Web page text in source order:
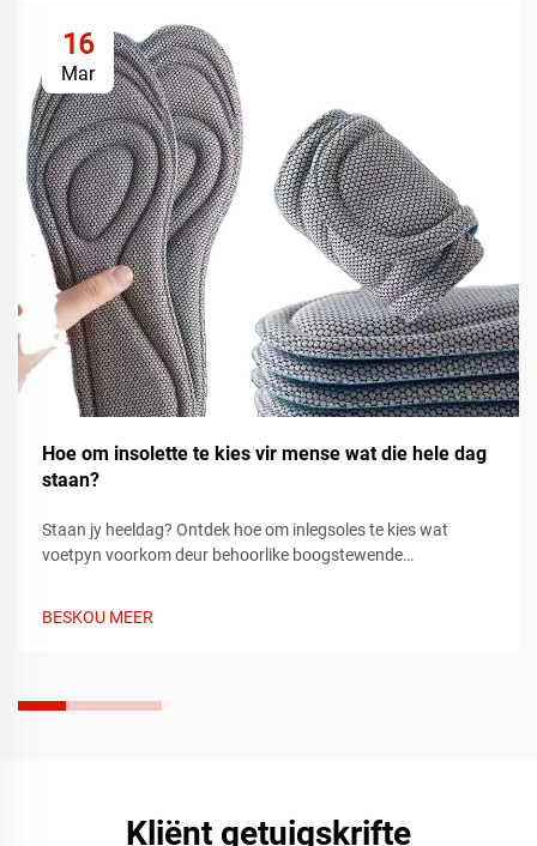
16
Mar
Hoe om insolette te kies vir mense wat die hele dag
staan?
Staan jy heeldag? Ontdek hoe om inlegsoles te kies wat
voetpyn voorkom deur behoorlike boogstewende
BESKOU MEER
Kliënt getuigskrifte